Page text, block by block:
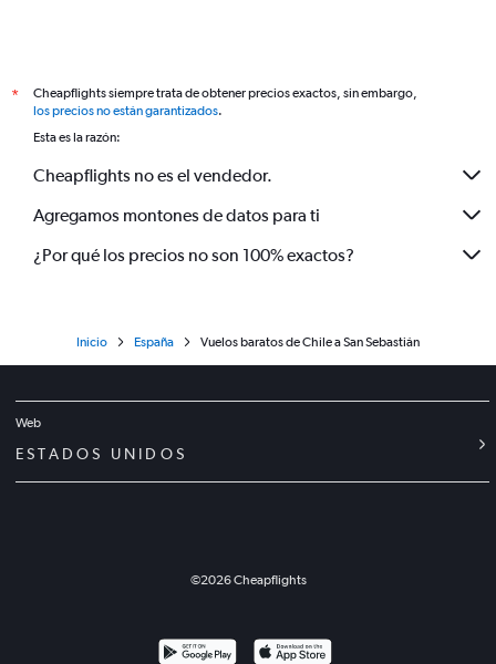
*
Cheapflights siempre trata de obtener precios exactos, sin embargo,
los precios no están garantizados.
Esta es la razón:
Cheapflights no es el vendedor.
Agregamos montones de datos para ti
¿Por qué los precios no son 100% exactos?
Inicio España Vuelos baratos de Chile a San Sebastián
Web
ESTADOS UNIDOS
©2026Cheapflights